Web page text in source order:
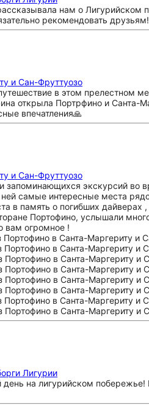
нам о Лигурийском
рекомендовать
и Сан-Фруттуозо
в этом прелестном
открыла Портрфино и Санта-
впечатления🙏
и Сан-Фруттуозо
запоминающихся экскурсий во
ней самые интересные места
в память о погибших
Портофино, услышали
вам огромное !
Лигурии
на лигурийском